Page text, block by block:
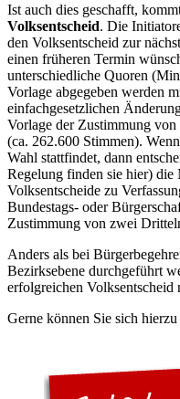
Ist auch dies geschafft,
Volksentscheid. Die
den Volksentscheid zur
einen früheren Termin
unterschiedliche Quoren
Vorlage abgegeben werden
einfachgesetzlichen
Vorlage der Zustimmung von
(ca. 262.600 Stimmen).
Wahl stattfindet, dann
Regelung finden sie hier) die
Volksentscheide zu
Bundestags- oder
Zustimmung von zwei
Anders als bei
Bezirksebene durchgeführt
erfolgreichen Volksentscheid
Gerne können Sie sich